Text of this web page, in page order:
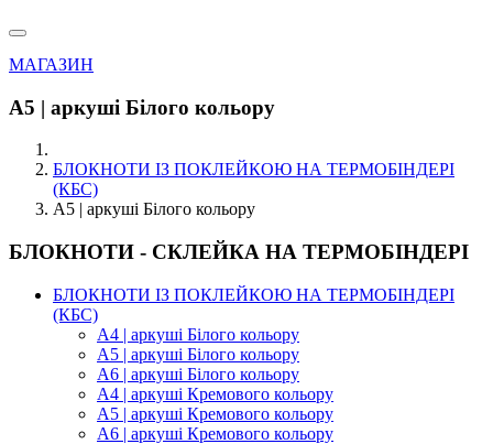
МАГАЗИН
А5 | аркуші Білого кольору
БЛОКНОТИ ІЗ ПОКЛЕЙКОЮ НА ТЕРМОБІНДЕРІ
(КБС)
А5 | аркуші Білого кольору
БЛОКНОТИ - СКЛЕЙКА НА ТЕРМОБІНДЕРІ
БЛОКНОТИ ІЗ ПОКЛЕЙКОЮ НА ТЕРМОБІНДЕРІ
(КБС)
А4 | аркуші Білого кольору
А5 | аркуші Білого кольору
А6 | аркуші Білого кольору
А4 | аркуші Кремового кольору
А5 | аркуші Кремового кольору
А6 | аркуші Кремового кольору